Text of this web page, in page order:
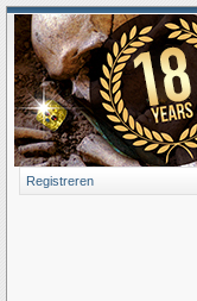
Registreren